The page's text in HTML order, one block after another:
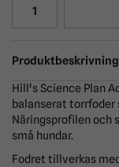
Produktbeskrivning
Hill's Science Plan
balanserat torrfoder
Näringsprofilen och
små hundar.
Fodret tillverkas